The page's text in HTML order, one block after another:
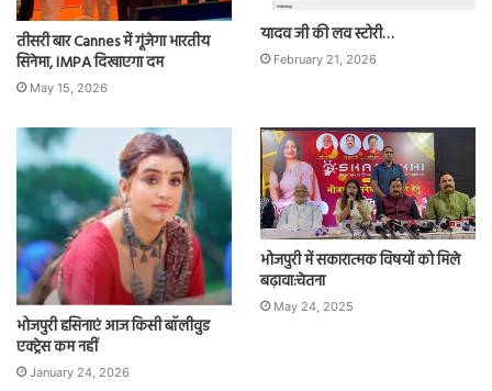
तीसरी बार Cannes में गूंजेगा भारतीय
सिनेमा, IMPA दिखाएगा दम
May 15, 2026
यादव जी की लव स्टोरी…
February 21, 2026
भोजपुरी हसिनाएं आज किसी बॉलीवुड
एक्ट्रेस कम नहीं
January 24, 2026
भोजपुरी में सकारात्मक विषयों को मिले
बढ़ावा:चेतना
May 24, 2025